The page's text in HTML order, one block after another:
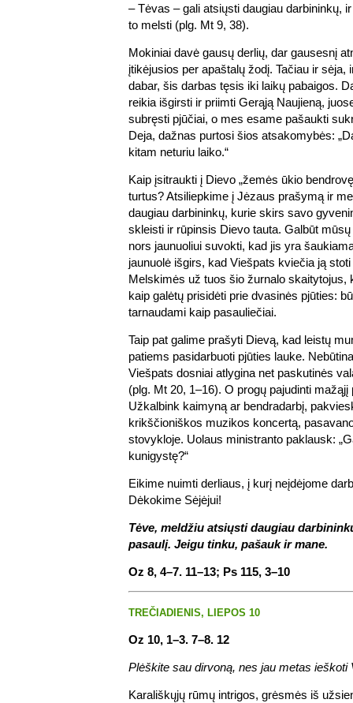
– Tėvas – gali atsiųsti daugiau darbininkų,
to melsti (plg. Mt 9, 38).
Mokiniai davė gausų derlių, dar gausesnį
įtikėjusios per apaštalų žodį. Tačiau ir sėja,
dabar, šis darbas tęsis iki laikų pabaigos.
reikia išgirsti ir priimti Gerąją Naujieną,
subręsti pjūčiai, o mes esame pašaukti
Deja, dažnas purtosi šios atsakomybės:
kitam neturiu laiko.“
Kaip įsitraukti į Dievo „žemės ūkio
turtus? Atsiliepkime į Jėzaus prašymą ir
daugiau darbininkų, kurie skirs savo
skleisti ir rūpinsis Dievo tauta. Galbūt
nors jaunuoliui suvokti, kad jis yra
jaunuolė išgirs, kad Viešpats kviečia ją
Melskimės už tuos šio žurnalo skaitytojus,
kaip galėtų prisidėti prie dvasinės pjūties:
tarnaudami kaip pasauliečiai.
Taip pat galime prašyti Dievą, kad leistų
patiems pasidarbuoti pjūties lauke.
Viešpats dosniai atlygina net paskutinės
(plg. Mt 20, 1–16). O progų pajudinti
Užkalbink kaimyną ar bendradarbį,
krikščioniškos muzikos koncertą,
stovykloje. Uolaus ministranto paklausk:
kunigystę?“
Eikime nuimti derliaus, į kurį neįdėjome
Dėkokime Sėjėjui!
Tėve, meldžiu atsiųsti daugiau
pasaulį. Jeigu tinku, pašauk ir mane.
Oz 8, 4–7. 11–13; Ps 115, 3–10
TREČIADIENIS, LIEPOS 10
Oz 10, 1–3. 7–8. 12
Plėškite sau dirvoną, nes jau metas ieškoti
Karališkųjų rūmų intrigos, grėsmės iš